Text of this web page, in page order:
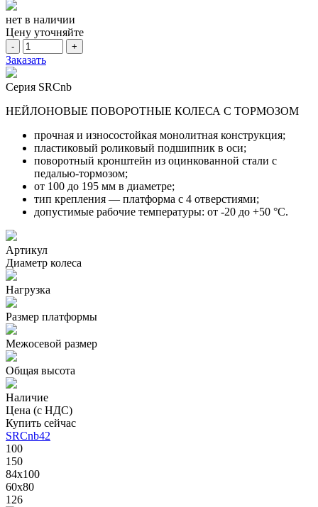
нет в наличии
Цену уточняйте
- +
Заказать
Серия SRCnb
НЕЙЛОНОВЫЕ ПОВОРОТНЫЕ КОЛЕСА С ТОРМОЗОМ
прочная и износостойкая монолитная конструкция;
пластиковый роликовый подшипник в оси;
поворотный кронштейн из оцинкованной стали с
педалью-тормозом;
от 100 до 195 мм в диаметре;
тип крепления — платформа с 4 отверстиями;
допустимые рабочие температуры: от -20 до +50 °С.
Артикул
Диаметр колеса
Нагрузка
Размер платформы
Межосевой размер
Общая высота
Наличие
Цена (с НДС)
Купить сейчас
SRCnb42
100
150
84x100
60x80
126